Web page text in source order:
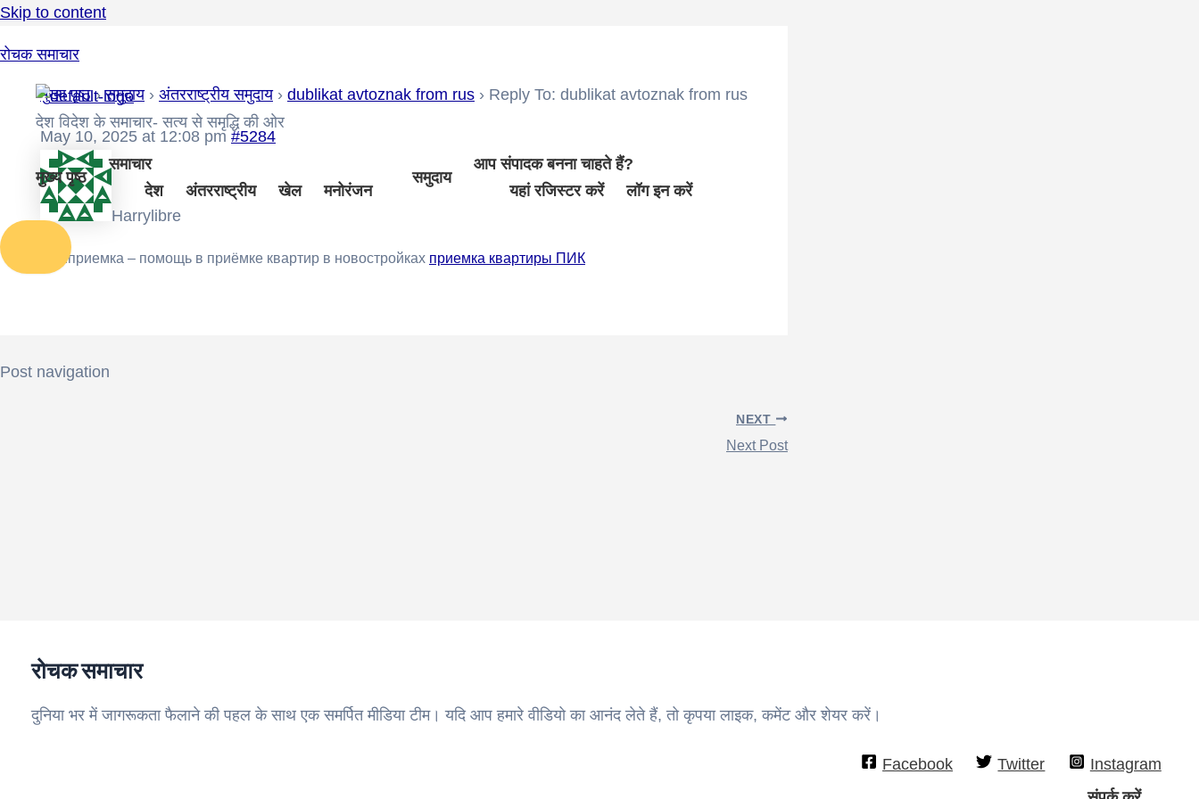
Skip to content
रोचक समाचार
देश विदेश के समाचार- सत्य से समृद्धि की ओर
मुख्य पृष्ठ
समाचार
देश
अंतरराष्ट्रीय खेल मनोरंजन
समुदाय
आप संपादक बनना चाहते हैं?
यहां रजिस्टर करें
लॉग इन करें
मुख्य पृष्ठ › समुदाय › अंतरराष्ट्रीय समुदाय › dublikat avtoznak from rus › Reply To: dublikat avtoznak from rus
May 10, 2025 at 12:08 pm #5284
Harrylibre
Домприемка – помощь в приёмке квартир в новостройках приемка квартиры ПИК
Post navigation
NEXT
Next Post
रोचक समाचार
दुनिया भर में जागरूकता फैलाने की पहल के साथ एक समर्पित मीडिया टीम। यदि आप हमारे वीडियो का आनंद लेते हैं, तो कृपया लाइक, कमेंट और शेयर करें।
Facebook Twitter
Instagram